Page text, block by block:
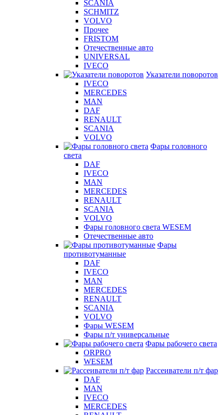
SCANIA
SCHMITZ
VOLVO
Прочее
FRISTOM
Отечественные авто
UNIVERSAL
IVECO
Указатели поворотов
IVECO
MERCEDES
MAN
DAF
RENAULT
SCANIA
VOLVO
Фары головного
света
DAF
IVECO
MAN
MERCEDES
RENAULT
SCANIA
VOLVO
Фары головного света WESEM
Отечественные авто
Фары
противотуманные
DAF
IVECO
MAN
MERCEDES
RENAULT
SCANIA
VOLVO
Фары WESEM
Фары п/т универсальные
Фары рабочего света
ORPRO
WESEM
Рассеиватели п/т фар
DAF
MAN
IVECO
MERCEDES